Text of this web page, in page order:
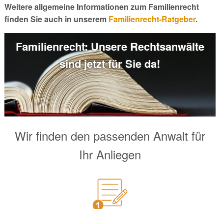
Weitere allgemeine Informationen zum Familienrecht
finden Sie auch in unserem Familienrecht-Ratgeber.
Familienrecht: Unsere Rechtsanwälte
sind jetzt für Sie da!
Wir finden den passenden Anwalt für
Ihr Anliegen